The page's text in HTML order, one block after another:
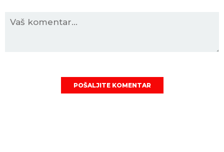
POŠALJITE KOMENTAR